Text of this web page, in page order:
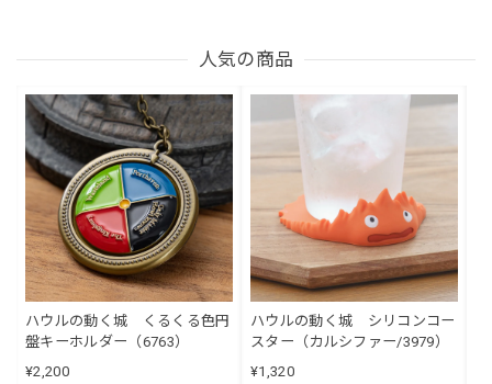
人気の商品
ハウルの動く城 くるくる色円
盤キーホルダー（6763）
¥2,200
ハウルの動く城 シリコンコー
スター（カルシファー/3979）
¥1,320